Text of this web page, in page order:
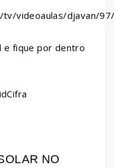
videoaulas/djavan/
e fique por dentro
NO